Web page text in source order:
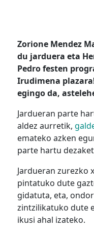
Zorione Mendez
du jarduera eta
Pedro festen
Irudimena
egingo da,
Jardueran parte
aldez aurretik,
emateko azken
parte hartu
Jardueran zurezko
pintatuko dute
gidatuta, eta,
zintzilikatuko dute
ikusi ahal izateko.